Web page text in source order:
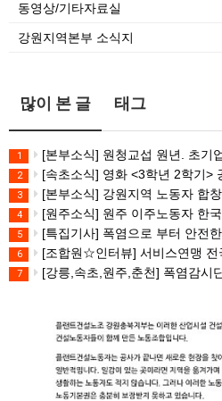
동영상/기타자료실
강원지역본부 소식지
많이 본 글 태그
1 [본부소식] 원청교섭 원년. 초기업교섭 돌파! 모든 노동
2 [속초소식] 영화 <3학년 2학기>
3 [본부소식] 강원지역 노동자 합
4 [원주소식] 원주 이주노동자 한
5 [특집기사] 폭염으로 부터 안전
6 [조합원☆인터뷰] 서비스연맹 전국학교비정규
7 [강릉,속초,원주,춘천] 폭염감시